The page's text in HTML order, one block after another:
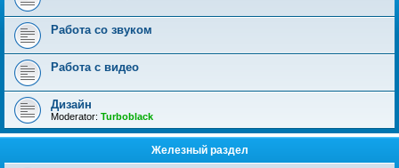
Работа со звуком
Работа с видео
Дизайн
Moderator: Turboblack
Железный раздел